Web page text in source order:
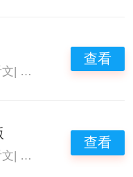
wland看文app
查看
| wland看文app
查看